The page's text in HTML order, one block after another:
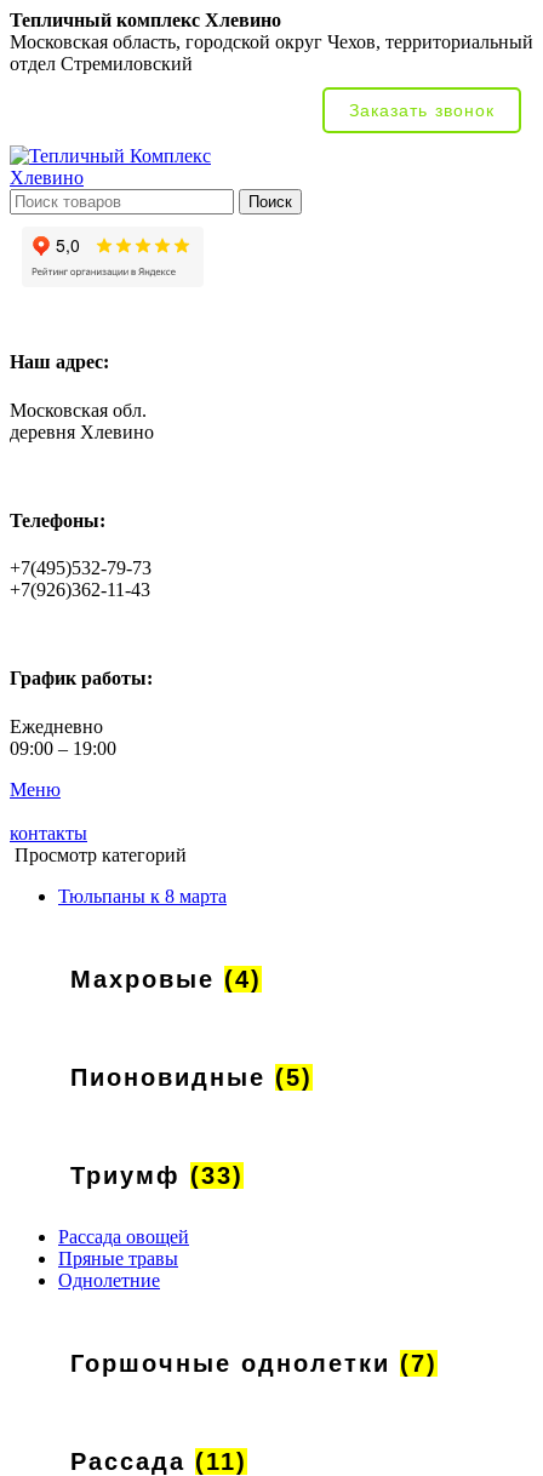
Тепличный комплекс Хлевино
Московская область, городской округ Чехов, территориальный
отдел Стремиловский
Заказать звонок
Поиск
Наш адрес:
Московская обл.
деревня Хлевино
Телефоны:
+7(495)532-79-73
+7(926)362-11-43
График работы:
Ежедневно
09:00 – 19:00
Меню
контакты
Просмотр категорий
Тюльпаны к 8 марта
Махровые (4)
Пионовидные (5)
Триумф (33)
Рассада овощей
Пряные травы
Однолетние
Горшочные однолетки (7)
Рассада (11)